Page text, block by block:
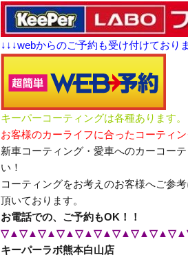
↓↓↓webからのご予約も受け付けており
キーパーコーティングは各種あります。
お客様のカーライフに合ったコーティン
新車コーティング・愛車へのカーコー
い！
コーティングをお考えのお客様へご参
頂いております。
お電話での、ご予約もOK！！
キーパーラボ熊本白山店